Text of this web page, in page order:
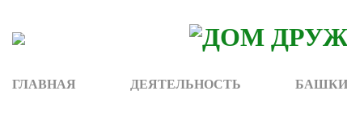
content
ГЛАВНАЯ ДЕЯТЕЛЬНОСТЬ